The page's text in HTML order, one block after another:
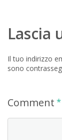
Lascia
Il tuo indirizzo
sono
Comment *